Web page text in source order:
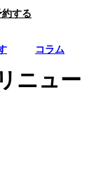
する
コラム
ニュー